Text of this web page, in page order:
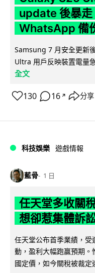
update 後暴走
WhatsApp 備
Samsung 7 月安全更新
Ultra 用戶反映裝置電量
全文
130 16 ↗ 分享
科技娛樂 遊戲情報
藍骨 1 日
任天堂多收關
想卻惹集體訴
任天堂公布首季業績，
動，盈利大幅跑贏預期
國定價，如今關稅被裁定